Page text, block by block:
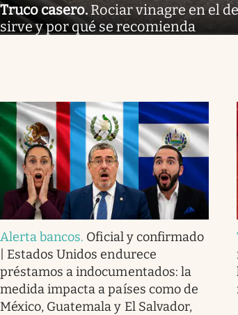
Truco casero. Rociar vinagre en el
sirve y por qué se recomienda
Alerta bancos. Oficial y confirmado
| Estados Unidos endurece
préstamos a indocumentados: la
medida impacta a países como de
México, Guatemala y El Salvador,